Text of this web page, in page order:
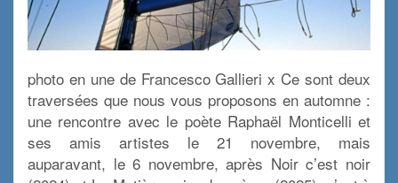
photo en une de Francesco Gallieri x Ce sont deux
traversées que nous vous proposons en automne :
une rencontre avec le poète Raphaël Monticelli et
ses amis artistes le 21 novembre, mais
auparavant, le 6 novembre, après Noir c’est noir